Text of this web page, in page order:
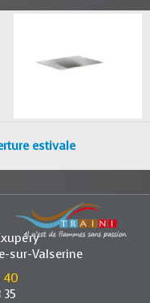
estivale
sur-Valserine
40